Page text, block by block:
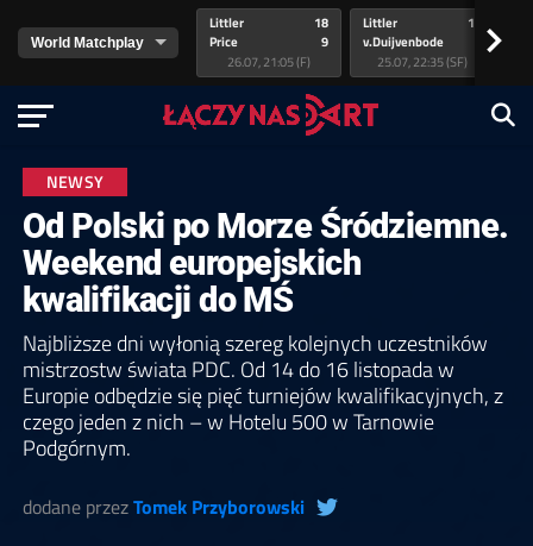
Littler
Price
18
9
26.07, 21:05 (F)
Littler
v.Duijvenbode
17
25.07, 22:35 (SF)
>
NEWSY
Od Polski po Morze Śródziemne.
Weekend europejskich
kwalifikacji do MŚ
Najbliższe dni wyłonią szereg kolejnych uczestników
mistrzostw świata PDC. Od 14 do 16 listopada w
Europie odbędzie się pięć turniejów kwalifikacyjnych, z
czego jeden z nich – w Hotelu 500 w Tarnowie
Podgórnym.
dodane przezTomek Przyborowski